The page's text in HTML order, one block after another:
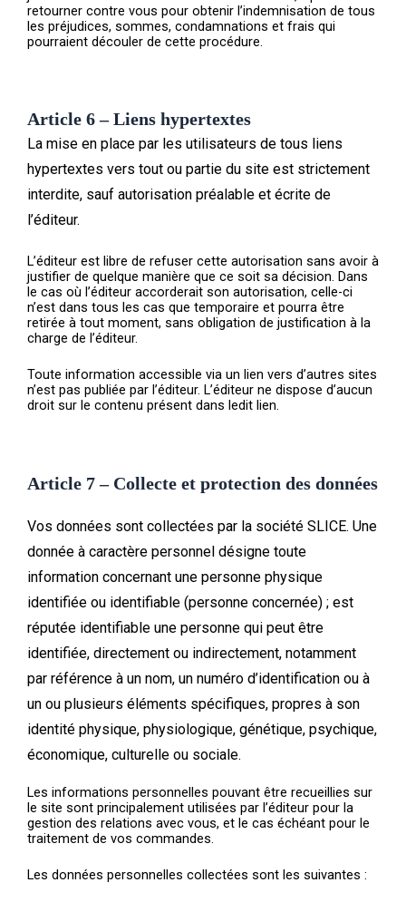
retourner contre vous pour obtenir l’indemnisation de tous
les préjudices, sommes, condamnations et frais qui
pourraient découler de cette procédure.
Article 6 – Liens hypertextes
La mise en place par les utilisateurs de tous liens
hypertextes vers tout ou partie du site est strictement
interdite, sauf autorisation préalable et écrite de
l’éditeur.
L’éditeur est libre de refuser cette autorisation sans avoir à
justifier de quelque manière que ce soit sa décision. Dans
le cas où l’éditeur accorderait son autorisation, celle-ci
n’est dans tous les cas que temporaire et pourra être
retirée à tout moment, sans obligation de justification à la
charge de l’éditeur.
Toute information accessible via un lien vers d’autres sites
n’est pas publiée par l’éditeur. L’éditeur ne dispose d’aucun
droit sur le contenu présent dans ledit lien.
Article 7 – Collecte et protection des données
Vos données sont collectées par la société SLICE. Une
donnée à caractère personnel désigne toute
information concernant une personne physique
identifiée ou identifiable (personne concernée) ; est
réputée identifiable une personne qui peut être
identifiée, directement ou indirectement, notamment
par référence à un nom, un numéro d’identification ou à
un ou plusieurs éléments spécifiques, propres à son
identité physique, physiologique, génétique, psychique,
économique, culturelle ou sociale.
Les informations personnelles pouvant être recueillies sur
le site sont principalement utilisées par l’éditeur pour la
gestion des relations avec vous, et le cas échéant pour le
traitement de vos commandes.
Les données personnelles collectées sont les suivantes :